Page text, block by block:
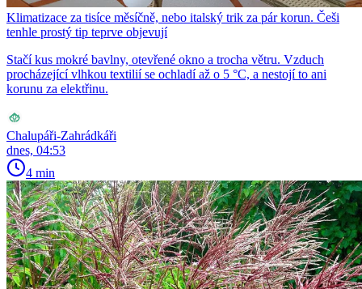
Klimatizace za tisíce měsíčně, nebo italský trik za pár korun. Češi
tenhle prostý tip teprve objevují
Stačí kus mokré bavlny, otevřené okno a trocha větru. Vzduch
procházející vlhkou textilií se ochladí až o 5 °C, a nestojí to ani
korunu za elektřinu.
Chalupáři-Zahrádkáři
dnes, 04:53
4 min